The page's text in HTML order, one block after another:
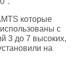
которые
с
3 до 7 высоких,
на